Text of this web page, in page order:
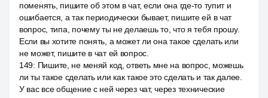
поменять, пишите об этом в чат, если она где-то тупит и
ошибается, а так периодически бывает, пишите ей в чат
вопрос, типа, почему ты не делаешь то, что я тебя прошу.
Если вы хотите понять, а может ли она такое сделать или
не может, пишите в чат ей вопрос.
149: Пишите, не меняй код, ответь мне на вопрос, можешь
ли ты такое сделать или как такое это сделать и так далее.
У вас все общение с ней через чат, через технические